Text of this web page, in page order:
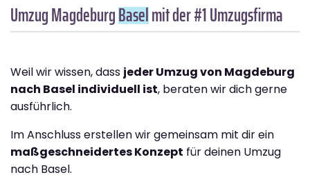
Umzug MagdeburgBaselmit der #1 Umzugsfirma
Weil wir wissen, dass jeder Umzug von Magdeburg
nach Basel individuell ist, beraten wir dich gerne
ausführlich.
Im Anschluss erstellen wir gemeinsam mit dir ein
maßgeschneidertes Konzept für deinen Umzug
nach Basel.